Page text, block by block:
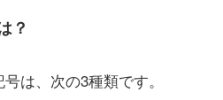
？
は、次の3種類です。